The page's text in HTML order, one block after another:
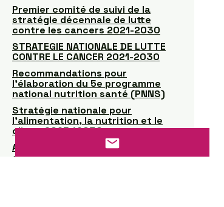
Premier comité de suivi de la
stratégie décennale de lutte
contre les cancers 2021-2030
STRATEGIE NATIONALE DE LUTTE
CONTRE LE CANCER 2021-2030
Recommandations pour
l’élaboration du 5e programme
national nutrition santé (PNNS)
Stratégie nationale pour
l’alimentation, la nutrition et le
climat 2025 / 2030
Appel à initiatives pour une France
en forme